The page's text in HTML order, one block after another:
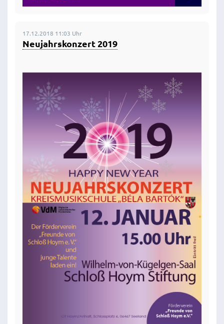
17.12.2018 11:03 Uhr
Neujahrskonzert 2019